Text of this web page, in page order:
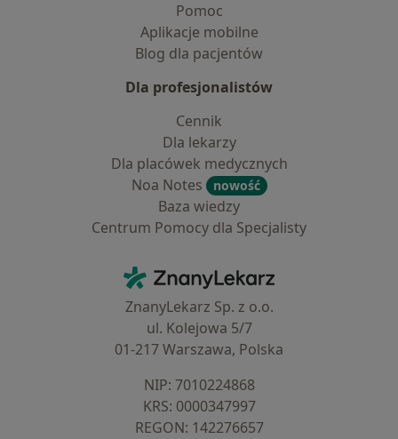
Pomoc
Aplikacje mobilne
Blog dla pacjentów
Dla profesjonalistów
Cennik
Dla lekarzy
Dla placówek medycznych
Noa Notes
nowość
Baza wiedzy
Centrum Pomocy dla Specjalisty
ZnanyLekarz - Strona główna
ZnanyLekarz Sp. z o.o.
ul. Kolejowa 5/7
01-217 Warszawa, Polska
NIP: ⁠7010224868
KRS: ⁠0000347997
REGON: ⁠142276657